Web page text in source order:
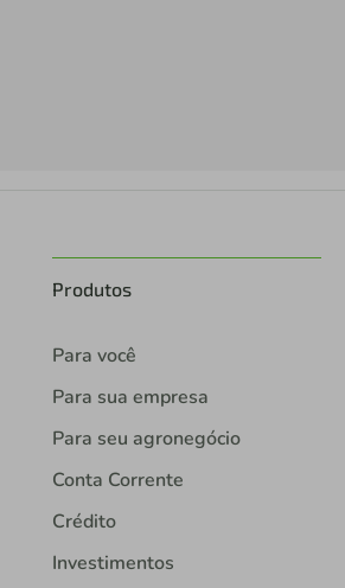
Produtos
Para você
Para sua empresa
Para seu agronegócio